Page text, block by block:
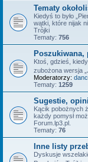
Tematy
Kiedyś to było
wątki, które nijak
Trójki
Tematy: 756
Poszukiwana,
Ktoś, gdzieś,
zubożona wersja
Moderatorzy:
Tematy: 1259
Sugestie,
Kącik pobożnych
każdy pomysł
Forum.lp3.pl.
Tematy: 76
Inne listy
Dyskusje